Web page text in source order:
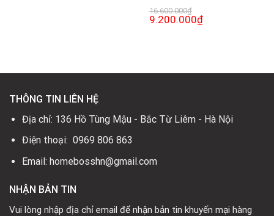
16.600.000₫
Giá
gốc
9.200.000₫Giá
hiện
THÔNG TIN LIÊN HỆ
Địa chỉ: 136 Hồ Tùng Mậu - Bắc Từ Liêm - Hà Nội
Điện thoại: 0969 806 863
Email: homebosshn@gmail.com
NHẬN BẢN TIN
Vui lòng nhập địa chỉ email để nhận bản tin khuyến mại hàng